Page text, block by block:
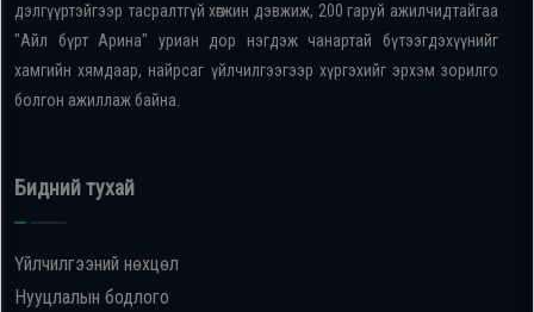
дэлгүүртэйгээр тасралтгүй хөгжин дэвжиж, 200 гаруй ажилчидтайгаа
"Айл бүрт Арина" уриан дор нэгдэж чанартай бүтээгдэхүүнийг
хамгийн хямдаар, найрсаг үйлчилгээгээр хүргэхийг эрхэм зорилго
болгон ажиллаж байна.
Бидний тухай
Үйлчилгээний нөхцөл
Нууцлалын бодлого